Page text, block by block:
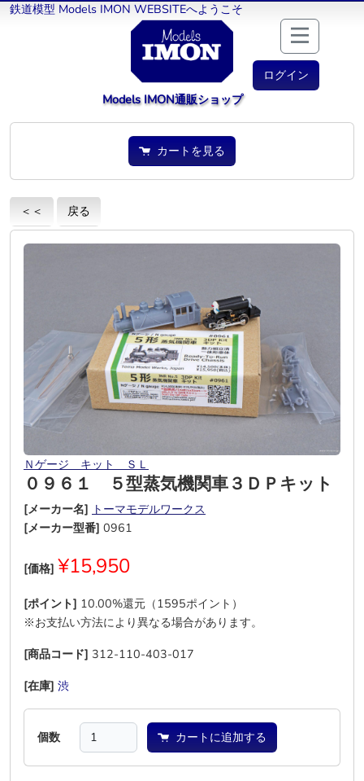
鉄道模型 Models IMON WEBSITEへようこそ
ログイン
Models IMON通販ショップ
カートを見る
＜＜ 戻る
Ｎゲージ キット ＳＬ
０９６１ ５型蒸気機関車３ＤＰキット
[メーカー名] トーマモデルワークス
[メーカー型番] 0961
[価格] ¥15,950
[ポイント] 10.00%還元（1595ポイント）
※お支払い方法により異なる場合があります。
[商品コード] 312-110-403-017
[在庫] 渋
個数 カートに追加する